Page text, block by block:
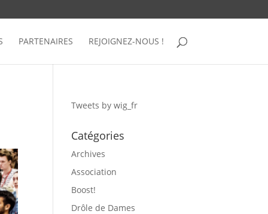
PARTENAIRES REJOIGNEZ-NOUS !
Tweets by wig_fr
Catégories
Archives
Association
Boost!
Drôle de Dames